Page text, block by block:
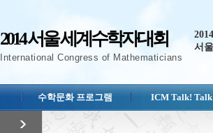
2014 서울 세계수학자대회
International Congress of Mathematicians
서
수학문화 프로그램 ICM Talk!